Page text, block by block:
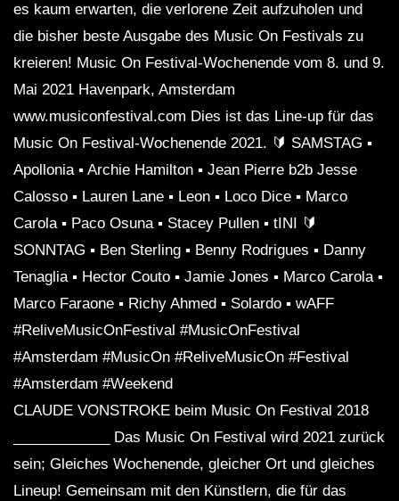
es kaum erwarten, die verlorene Zeit aufzuholen und
die bisher beste Ausgabe des Music On Festivals zu
kreieren! Music On Festival-Wochenende vom 8. und 9.
Mai 2021 Havenpark, Amsterdam
www.musiconfestival.com Dies ist das Line-up für das
Music On Festival-Wochenende 2021. 🔰 SAMSTAG ▪︎
Apollonia ▪︎ Archie Hamilton ▪︎ Jean Pierre b2b Jesse
Calosso ▪︎ Lauren Lane ▪︎ Leon ▪︎ Loco Dice ▪︎ Marco
Carola ▪︎ Paco Osuna ▪︎ Stacey Pullen ▪︎ tINI 🔰
SONNTAG ▪︎ Ben Sterling ▪︎ Benny Rodrigues ▪︎ Danny
Tenaglia ▪︎ Hector Couto ▪︎ Jamie Jones ▪︎ Marco Carola ▪︎
Marco Faraone ▪︎ Richy Ahmed ▪︎ Solardo ▪︎ wAFF
#ReliveMusicOnFestival #MusicOnFestival
#Amsterdam #MusicOn #ReliveMusicOn #Festival
#Amsterdam #Weekend
CLAUDE VONSTROKE beim Music On Festival 2018
____________ Das Music On Festival wird 2021 zurück
sein; Gleiches Wochenende, gleicher Ort und gleiches
Lineup! Gemeinsam mit den Künstlern, die für das